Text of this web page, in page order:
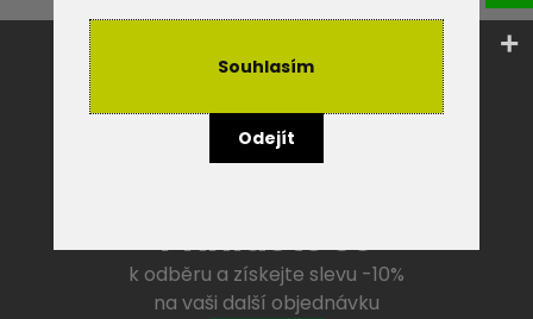
Přihlaste se
k odběru a získejte slevu -10%
na vaši další objednávku
Souhlasím
Odejít